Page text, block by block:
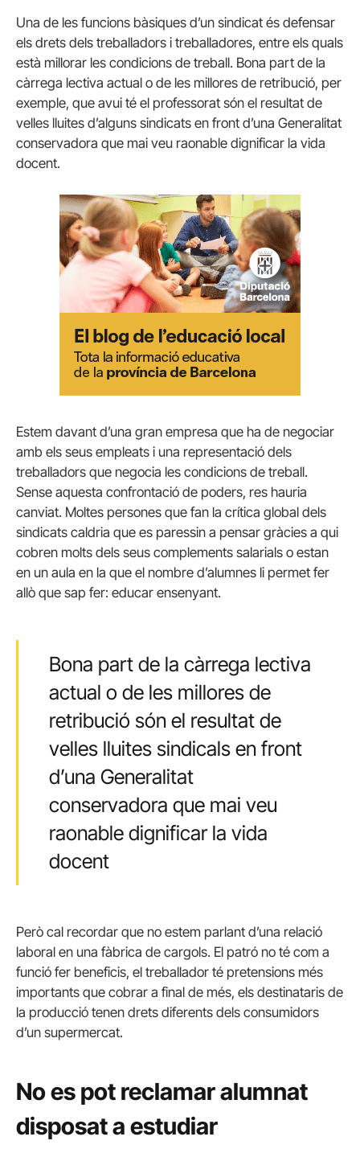
Una de les funcions bàsiques d’un sindicat és defensar
els drets dels treballadors i treballadores, entre els quals
està millorar les condicions de treball. Bona part de la
càrrega lectiva actual o de les millores de retribució, per
exemple, que avui té el professorat són el resultat de
velles lluites d’alguns sindicats en front d’una Generalitat
conservadora que mai veu raonable dignificar la vida
docent.
Estem davant d’una gran empresa que ha de negociar
amb els seus empleats i una representació dels
treballadors que negocia les condicions de treball.
Sense aquesta confrontació de poders, res hauria
canviat. Moltes persones que fan la crítica global dels
sindicats caldria que es paressin a pensar gràcies a qui
cobren molts dels seus complements salarials o estan
en un aula en la que el nombre d’alumnes li permet fer
allò que sap fer: educar ensenyant.
Bona part de la càrrega lectiva
actual o de les millores de
retribució són el resultat de
velles lluites sindicals en front
d’una Generalitat
conservadora que mai veu
raonable dignificar la vida
docent
Però cal recordar que no estem parlant d’una relació
laboral en una fàbrica de cargols. El patró no té com a
funció fer beneficis, el treballador té pretensions més
importants que cobrar a final de més, els destinataris de
la producció tenen drets diferents dels consumidors
d’un supermercat.
No es pot reclamar alumnat
disposat a estudiar